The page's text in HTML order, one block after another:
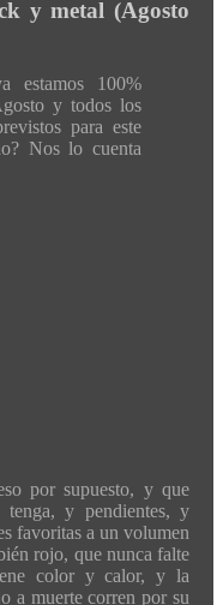
y metal (Agosto
estamos 100%
y todos los
para este
Nos lo cuenta
por supuesto, y que
y pendientes, y
favoritas a un volumen
rojo, que nunca falte
color y calor, y la
a muerte corren por su